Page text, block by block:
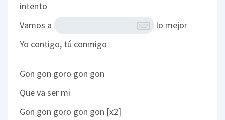
intento
Vamos a
lo mejor
Yo contigo, tú conmigo
Gon gon goro gon gon
Que va ser mi
Gon gon goro gon gon [x2]